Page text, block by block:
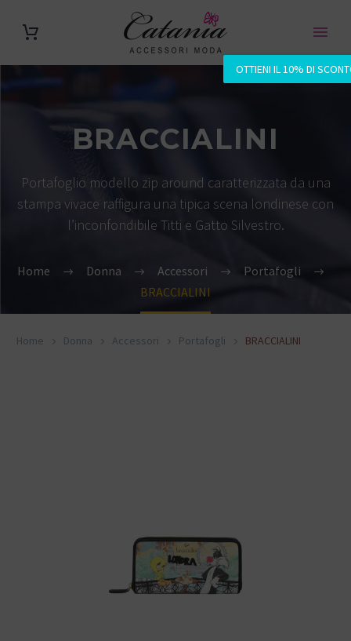
OTTIENI IL 10% DI
BRACCIALINI
Portafoglio modello zip around caratterizzata da una
stampa vivace raffigura una tipica scena londinese con
l’inconfondibile Titti e Gatto Silvestro.
Home Donna Accessori
Portafogli
BRACCIALINI
Home Donna Accessori Portafogli BRACCIALINI